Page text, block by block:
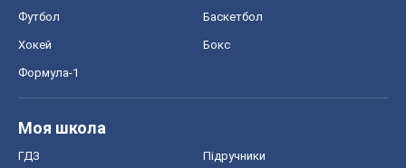
Футбол Баскетбол
Хокей Бокс
Формула-1
Моя школа
ГДЗ Підручники